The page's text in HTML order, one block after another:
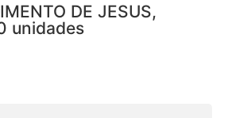
DE JESUS,
unidades